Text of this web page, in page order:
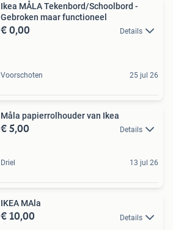
Ikea MÅLA Tekenbord/Schoolbord -
Gebroken maar functioneel
€ 0,00 Details
Voorschoten 25 jul 26
Måla papierrolhouder van Ikea
€ 5,00 Details
Driel 13 jul 26
IKEA MAla
€ 10,00 Details